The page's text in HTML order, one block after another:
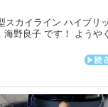
スカイライン ハイブリ
野良子 です！ ようや